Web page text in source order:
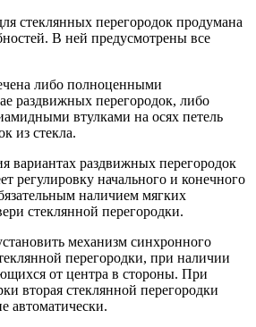
стеклянных перегородок продумана
В ней предусмотрены все
либо полноценными
раздвижных перегородок, либо
втулками на осях петель
из стекла.
вариантах раздвижных перегородок
регулировку начального и конечного
наличием мягких
стеклянной перегородки.
механизм синхронного
перегородки, при наличии
от центра в стороны. При
вторая стеклянной перегородки
автоматически.